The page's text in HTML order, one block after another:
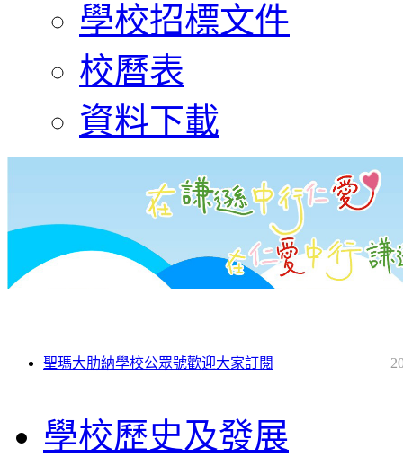
學校招標文件
校曆表
資料下載
聖瑪大肋納學校公眾號歡迎大家訂閱
學校歷史及發展